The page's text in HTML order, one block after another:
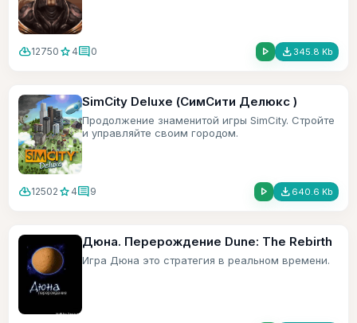
cloud_download12750 star 4comment0 play_arrow file_download 345.8 Kb
SimCity Deluxe (СимСити Делюкс )
Продолжение знаменитой игры SimCity. Стройте
и управляйте своим городом.
cloud_download12502 star 4comment9 play_arrow file_download 640.6 Kb
Дюна. Перерождение Dune: The Rebirth
Игра Дюна это стратегия в реальном времени.